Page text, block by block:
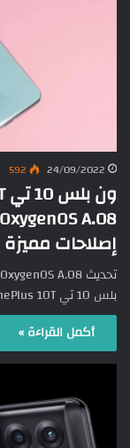
24/09/2022
592
إصلاحات مميزة
بلس 10 تي OnePlus 10T
أكمل القراءة »